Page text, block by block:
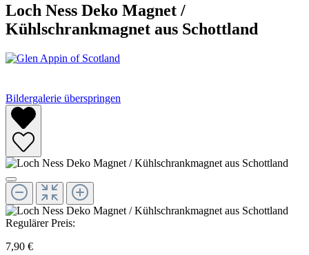
Loch Ness Deko Magnet /
Kühlschrankmagnet aus Schottland
Bildergalerie überspringen
Regulärer Preis:
7,90 €